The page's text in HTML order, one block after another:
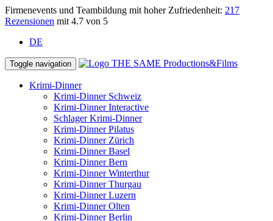
Firmenevents und Teambildung mit hoher Zufriedenheit: 217
Rezensionen mit 4.7 von 5
DE
Toggle navigation
Krimi-Dinner
Krimi-Dinner Schweiz
Krimi-Dinner Interactive
Schlager Krimi-Dinner
Krimi-Dinner Pilatus
Krimi-Dinner Zürich
Krimi-Dinner Basel
Krimi-Dinner Bern
Krimi-Dinner Winterthur
Krimi-Dinner Thurgau
Krimi-Dinner Luzern
Krimi-Dinner Olten
Krimi-Dinner Berlin